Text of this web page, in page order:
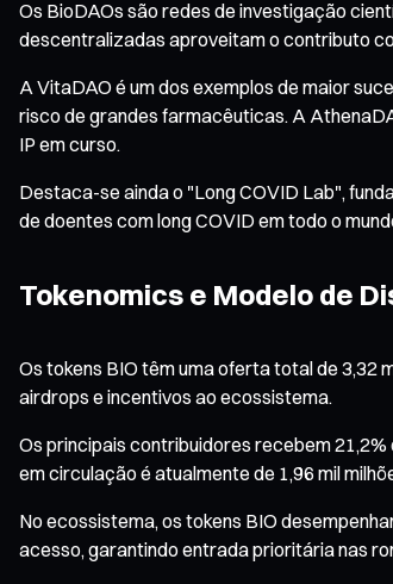
Os BioDAOs são redes de investigação
descentralizadas aproveitam o contributo
A VitaDAO é um dos exemplos de maior
risco de grandes farmacêuticas. A
IP em curso.
Destaca-se ainda o "Long COVID Lab",
de doentes com long COVID em todo o
Tokenomics e Modelo de
Os tokens BIO têm uma oferta total de 3,32
airdrops e incentivos ao ecossistema.
Os principais contribuidores recebem
em circulação é atualmente de 1,96 mil
No ecossistema, os tokens BIO
acesso, garantindo entrada prioritária nas